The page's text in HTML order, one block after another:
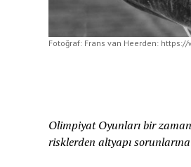
Fotoğraf: Frans van Heerden:
Olimpiyat Oyunları bir
risklerden altyapı